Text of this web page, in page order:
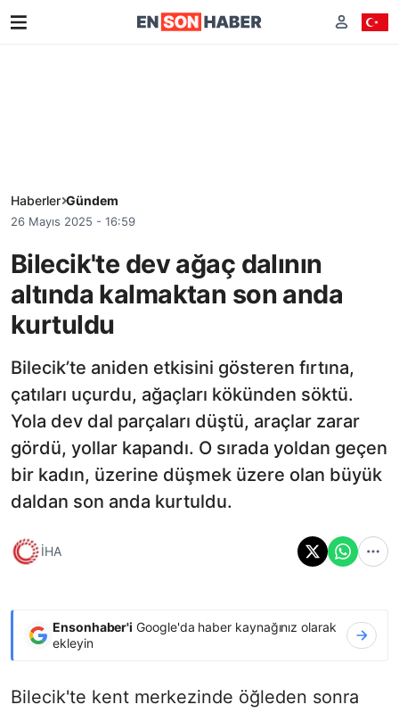
Haberler Gündem
26 Mayıs 2025 - 16:59
Bilecik'te dev ağaç dalının
altında kalmaktan son anda
kurtuldu
Bilecik’te aniden etkisini gösteren fırtına,
çatıları uçurdu, ağaçları kökünden söktü.
Yola dev dal parçaları düştü, araçlar zarar
gördü, yollar kapandı. O sırada yoldan geçen
bir kadın, üzerine düşmek üzere olan büyük
daldan son anda kurtuldu.
İHA
Ensonhaber'i Google'da haber kaynağınız olarak
ekleyin
Bilecik'te kent merkezinde öğleden sonra